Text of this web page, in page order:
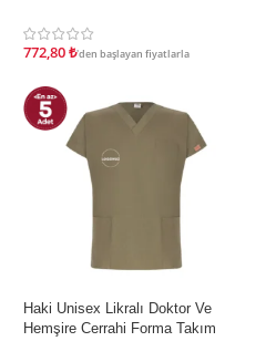
772,80₺'den başlayan fiyatlarla
İndirim
Haki Unisex Likralı Doktor Ve
Hemşire Cerrahi Forma Takım